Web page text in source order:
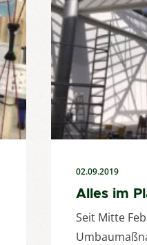
02.09.2019
Alles im
Seit Mitte